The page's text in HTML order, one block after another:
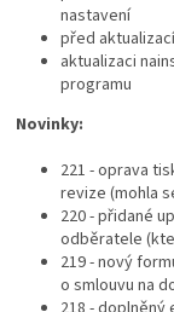
nastavení
před
aktualizaci
programu
Novinky:
221 - oprava
revize (mohla
220 - přidané
odběratele
219 - nový
o smlouvu na